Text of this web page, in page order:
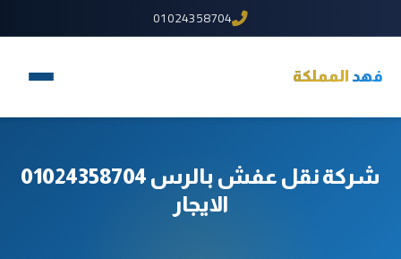
01024358704
فهد المملكة
شركة نقل عفش بالرس 01024358704
الايجار